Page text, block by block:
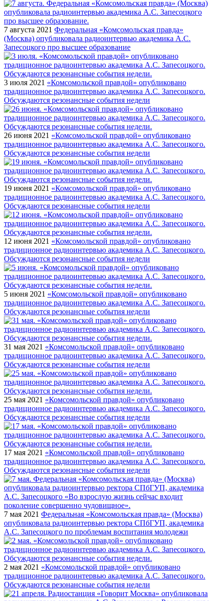
7 августа 2021 Федеральная «Комсомольская правда»
(Москва) опубликовала радиоинтервью академика А.С.
Запесоцкого про высшее образование
3 июля 2021 «Комсомольской правдой» опубликовано
традиционное радиоинтервью академика А.С. Запесоцкого.
Обсуждаются резонансные события недели
26 июня 2021 «Комсомольской правдой» опубликовано
традиционное радиоинтервью академика А.С. Запесоцкого.
Обсуждаются резонансные события недели
19 июня 2021 «Комсомольской правдой» опубликовано
традиционное радиоинтервью академика А.С. Запесоцкого.
Обсуждаются резонансные события недели
12 июня 2021 «Комсомольской правдой» опубликовано
традиционное радиоинтервью академика А.С. Запесоцкого.
Обсуждаются резонансные события недели
5 июня 2021 «Комсомольской правдой» опубликовано
традиционное радиоинтервью академика А.С. Запесоцкого.
Обсуждаются резонансные события недели
31 мая 2021 «Комсомольской правдой» опубликовано
традиционное радиоинтервью академика А.С. Запесоцкого.
Обсуждаются резонансные события недели
25 мая 2021 «Комсомольской правдой» опубликовано
традиционное радиоинтервью академика А.С. Запесоцкого.
Обсуждаются резонансные события недели
17 мая 2021 «Комсомольской правдой» опубликовано
традиционное радиоинтервью академика А.С. Запесоцкого.
Обсуждаются резонансные события недели
7 мая 2021 Федеральная «Комсомольская правда» (Москва)
опубликовала радиоинтервью ректора СПбГУП, академика
А.С. Запесоцкого по проблемам воспитания молодежи
2 мая 2021 «Комсомольской правдой» опубликовано
традиционное радиоинтервью академика А.С. Запесоцкого.
Обсуждаются резонансные события недели